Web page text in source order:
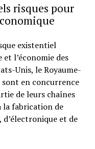
risques pour
existentiel
l’économie des
Unis, le Royaume-
sont en concurrence
de leurs chaînes
la fabrication de
et de